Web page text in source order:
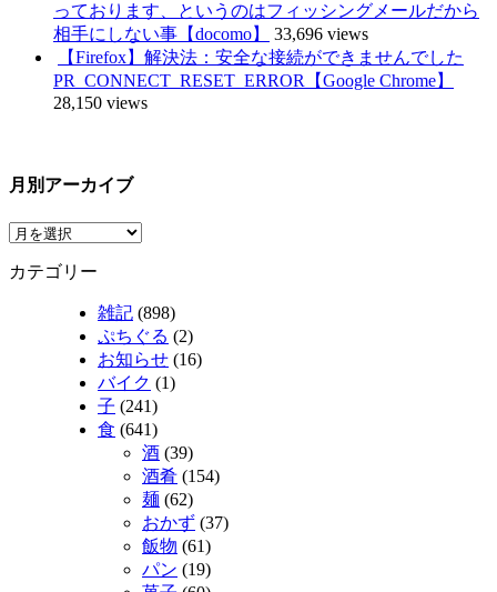
っております、というのはフィッシングメールだから
相手にしない事【docomo】
33,696 views
【Firefox】解決法：安全な接続ができませんでした
PR_CONNECT_RESET_ERROR【Google Chrome】
28,150 views
月別アーカイブ
カテゴリー
雑記 (898)
ぷちぐる (2)
お知らせ (16)
バイク (1)
子 (241)
食 (641)
酒 (39)
酒肴 (154)
麺 (62)
おかず (37)
飯物 (61)
パン (19)